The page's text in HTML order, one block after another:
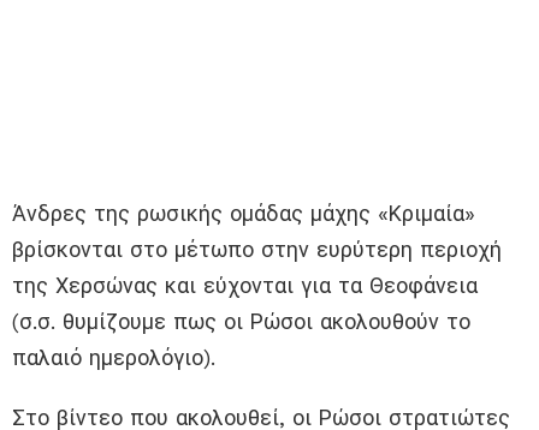
Άνδρες της ρωσικής ομάδας μάχης «Κριμαία»
βρίσκονται στο μέτωπο στην ευρύτερη περιοχή
της Χερσώνας και εύχονται για τα Θεοφάνεια
(σ.σ. θυμίζουμε πως οι Ρώσοι ακολουθούν το
παλαιό ημερολόγιο).
Στο βίντεο που ακολουθεί, οι Ρώσοι στρατιώτες